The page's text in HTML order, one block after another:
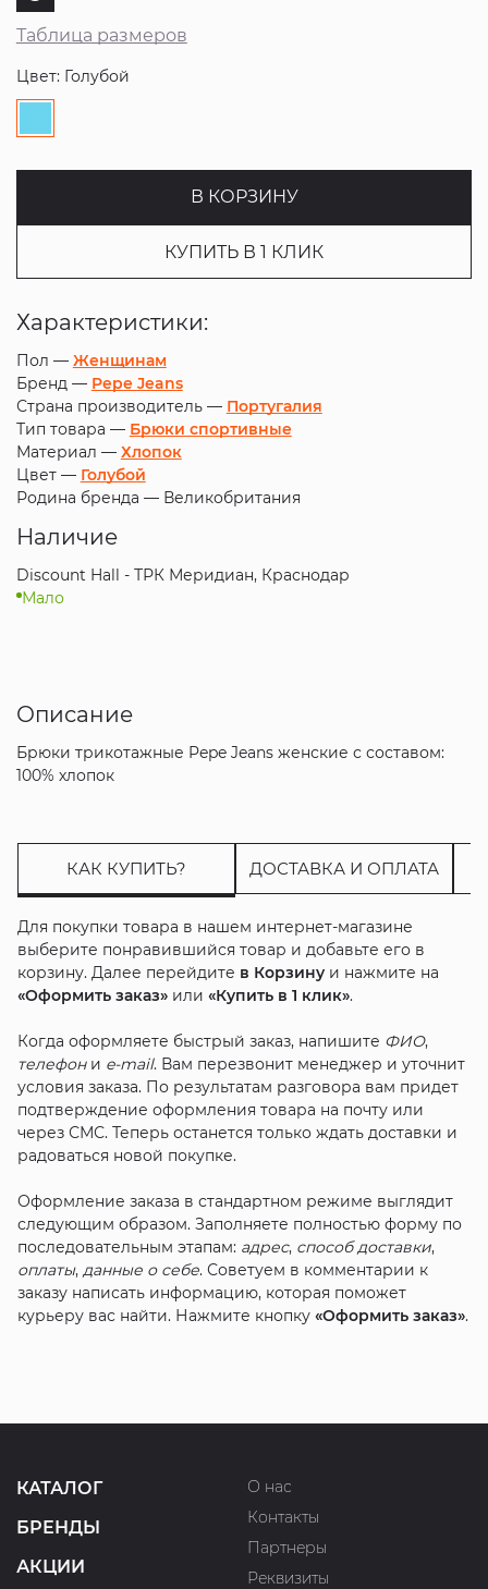
Таблица размеров
Цвет: Голубой
В КОРЗИНУ
КУПИТЬ В 1 КЛИК
Характеристики:
Пол — Женщинам
Бренд — Pepe Jeans
Страна производитель — Португалия
Тип товара — Брюки спортивные
Материал — Хлопок
Цвет — Голубой
Родина бренда — Великобритания
Наличие
Discount Hall - ТРК Меридиан, Краснодар
Мало
Описание
Брюки трикотажные Pepe Jeans женские с составом:
100% хлопок
КАК КУПИТЬ? ДОСТАВКА И ОПЛАТА
Для покупки товара в нашем интернет-магазине
выберите понравившийся товар и добавьте его в
корзину. Далее перейдите в Корзинуи нажмите на
«Оформить заказ»или «Купить в 1 клик».
Когда оформляете быстрый заказ, напишите ФИО,
телефони e-mail. Вам перезвонит менеджер и уточнит
условия заказа. По результатам разговора вам придет
подтверждение оформления товара на почту или
через СМС. Теперь останется только ждать доставки и
радоваться новой покупке.
Оформление заказа в стандартном режиме выглядит
следующим образом. Заполняете полностью форму по
последовательным этапам: адрес, способ доставки,
оплаты, данные о себе. Советуем в комментарии к
заказу написать информацию, которая поможет
курьеру вас найти. Нажмите кнопку «Оформить заказ».
КАТАЛОГ
БРЕНДЫ
АКЦИИ
О нас
Контакты
Партнеры
Реквизиты